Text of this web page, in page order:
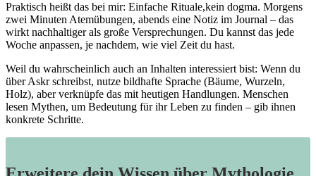
Praktisch heißt das bei mir: Einfache Rituale,kein⁢ dogma. ‌Morgens
zwei Minuten Atemübungen, abends ‌eine Notiz im Journal – das
wirkt nachhaltiger als ⁣große ‍Versprechungen. Du kannst⁤ das ⁣jede
Woche‍ anpassen, je ⁢nachdem, ‍wie viel Zeit du hast.
Weil du wahrscheinlich auch​ an ⁣Inhalten ⁣interessiert ​bist: Wenn du
über‍ Askr⁤ schreibst, nutze bildhafte‍ Sprache (Bäume, Wurzeln,‍
Holz), aber verknüpfe das mit heutigen Handlungen. Menschen
‍lesen Mythen, ‍um Bedeutung für ihr Leben zu finden – gib ihnen
konkrete Schritte.